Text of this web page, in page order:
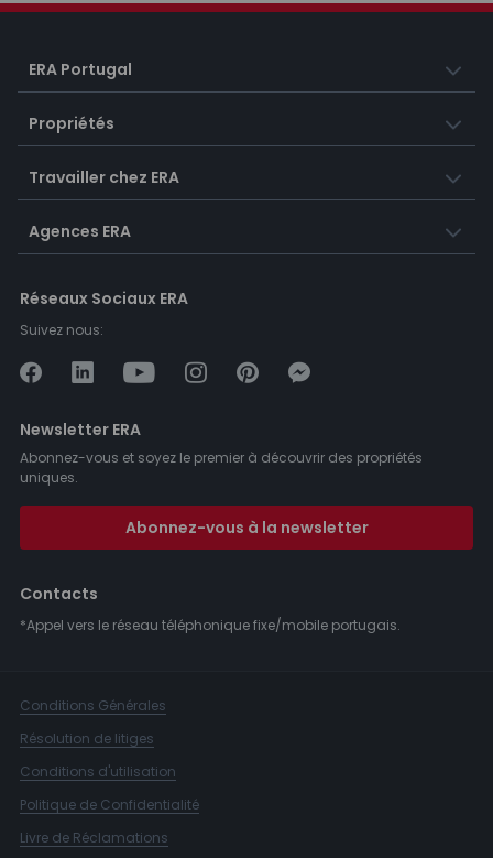
ERA Portugal
Propriétés
Travailler chez ERA
Agences ERA
Réseaux Sociaux ERA
Suivez nous:
Newsletter ERA
Abonnez-vous et soyez le premier à découvrir des propriétés
uniques.
Abonnez-vous à la newsletter
Contacts
*Appel vers le réseau téléphonique fixe/mobile portugais.
Conditions Générales
Résolution de litiges
Conditions d'utilisation
Politique de Confidentialité
Livre de Réclamations